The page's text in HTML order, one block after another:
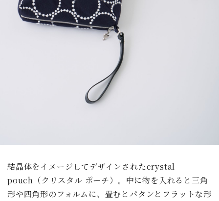
結晶体をイメージしてデザインされたcrystal
pouch（クリスタル ポーチ）。中に物を入れると三角
形や四角形のフォルムに、畳むとパタンとフラットな形